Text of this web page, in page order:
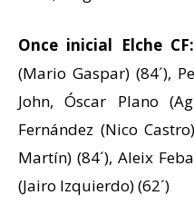
Once inicial Elche CF:
(Mario Gaspar) (84´),
John, Óscar Plano
Fernández (Nico
Martín) (84´), Aleix
(Jairo Izquierdo) (62´)